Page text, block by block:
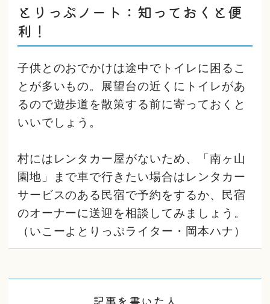
とりっぷノート：知っておくと便
利！
子供とのおでかけは途中でトイレに困るこ
とが多いもの。展望台の近くにトイレがあ
るので遊歩道を散策する前に寄っておくと
いいでしょう。
村にはレンタカー屋がないため、「南ヶ山
園地」まで車で行きたい場合はレンタカー
サービスのある民宿で予約をするか、民宿
のオーナーに送迎を相談してみましょう。
（いこーよとりっぷライター・岡本ハナ）